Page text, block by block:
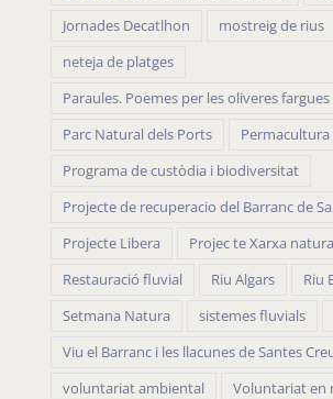
Jornades Decatlhon
mostreig de rius
neteja de platges
Paraules. Poemes per les oliveres fargues
Parc Natural dels Ports
Programa de custòdia i biodiversitat
Projecte de recuperacio del Barranc de
Projecte Libera
Projec te Xarxa
Restauració fluvial
Riu Algars
Riu
Setmana Natura
sistemes fluvials
Viu el Barranc i les llacunes de Santes
voluntariat ambiental
Voluntariat en